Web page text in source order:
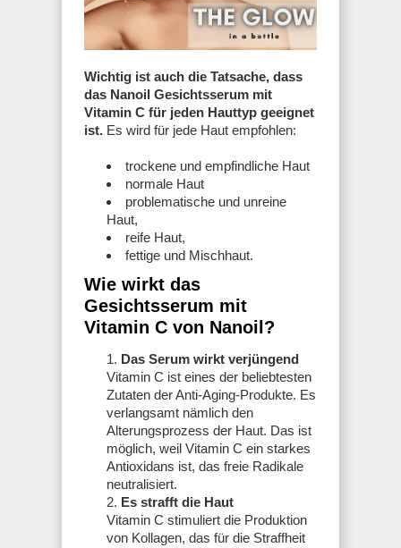
Wichtig ist auch die Tatsache, dass
das Nanoil Gesichtsserum mit
Vitamin C für jeden Hauttyp geeignet
ist. Es wird für jede Haut empfohlen:
trockene und empfindliche Haut
normale Haut
problematische und unreine
Haut,
reife Haut,
fettige und Mischhaut.
Wie wirkt das
Gesichtsserum mit
Vitamin C von Nanoil?
Das Serum wirkt verjüngend
Vitamin C ist eines der beliebtesten
Zutaten der Anti-Aging-Produkte. Es
verlangsamt nämlich den
Alterungsprozess der Haut. Das ist
möglich, weil Vitamin C ein starkes
Antioxidans ist, das freie Radikale
neutralisiert.
Es strafft die Haut
Vitamin C stimuliert die Produktion
von Kollagen, das für die Straffheit